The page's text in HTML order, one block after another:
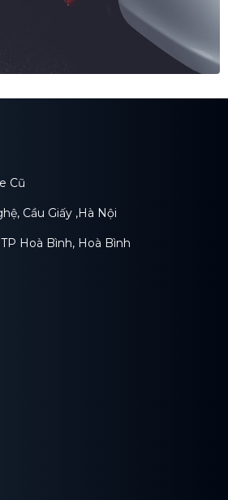
Cũ
Cầu Giấy ,Hà Nội
Hoà Bình, Hoà Bình